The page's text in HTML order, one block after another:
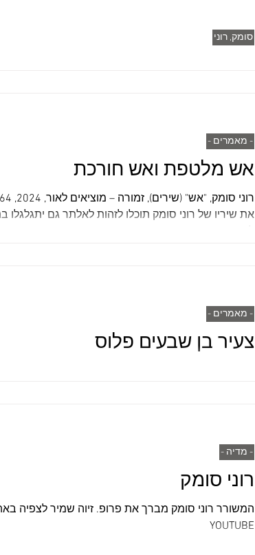
נוספת במפעל חייו של משורר ידוע ואהוב, שאת שירתו אני
סטודנט לספרות באוניברסיטת תל-אביב. לא פעם סיפרתי
שבזמן שהיה רוני סומק סטודנט באחד הקורסים שלי, לא
על שיעור אחד. גם כאשר סבלתי מכּאב-ראש או מכּאב-
מגיעה לכיתתי בבניין גילמן בשמונה בבוקר, כי
סומק, רוני
אש מלטפת ואש חורכת
את שיריו של רוני סומק תוכלו לזהות לאלתר גם
- מאמרים -
צעיר בן שבעים פלוס
- מאמרים -
רוני סומק
המשורר רוני סומק מברך את פרופ. זיוה שמיר לצפיה
YOUTUBE
- מדיה -